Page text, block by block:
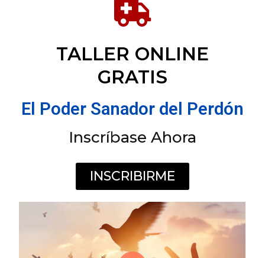
TALLER ONLINE
GRATIS
El Poder Sanador del Perdón
Inscríbase Ahora
INSCRIBIRME